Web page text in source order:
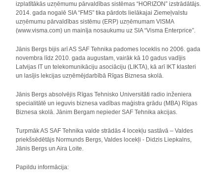
izplatītākās uzņēmumu pārvaldības sistēmas “HORIZON” izstrādātājs.
2014. gada nogalē SIA “FMS” tika pārdots lielākajai Ziemeļvalstu
uzņēmumu pārvaldības sistēmu (ERP) uzņēmumam VISMA
(www.visma.com) un mainīja nosaukumu uz SIA “Visma Enterprice”.
Jānis Bergs bijis arī AS SAF Tehnika padomes loceklis no 2006. gada
novembra līdz 2010. gada augustam, vairāk kā 10 gadus vadījis
Latvijas IT un telekomunikāciju asociāciju (LIKTA), kā arī IKT klasteri
un lasījis lekcijas uzņēmējdarbībā Rīgas Biznesa skolā.
Jānis Bergs absolvējis Rīgas Tehnisko Universitāti radio inženiera
specialitātē un ieguvis biznesa vadības maģistra grādu (MBA) Rīgas
Biznesa skolā. Jānim Bergam nepieder SAF Tehnika akcijas.
Turpmāk AS SAF Tehnika valde strādās 4 locekļu sastāvā – Valdes
priekšsēdētājs Normunds Bergs, Valdes locekļi - Didzis Liepkalns,
Jānis Bergs un Aira Loite.
Papildu informācija: